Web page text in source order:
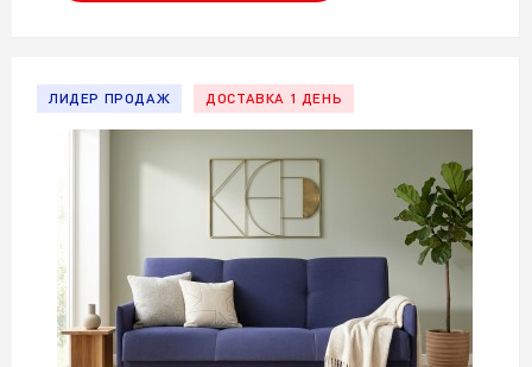
ЛИДЕР ПРОДАЖ ДОСТАВКА 1 ДЕНЬ